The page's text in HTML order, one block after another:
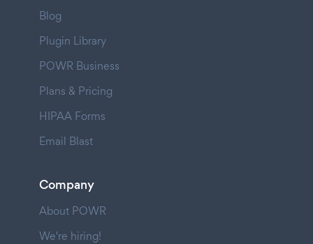
Blog
Plugin Library
POWR Business
Plans & Pricing
HIPAA Forms
Email Blast
Company
About POWR
We're hiring!